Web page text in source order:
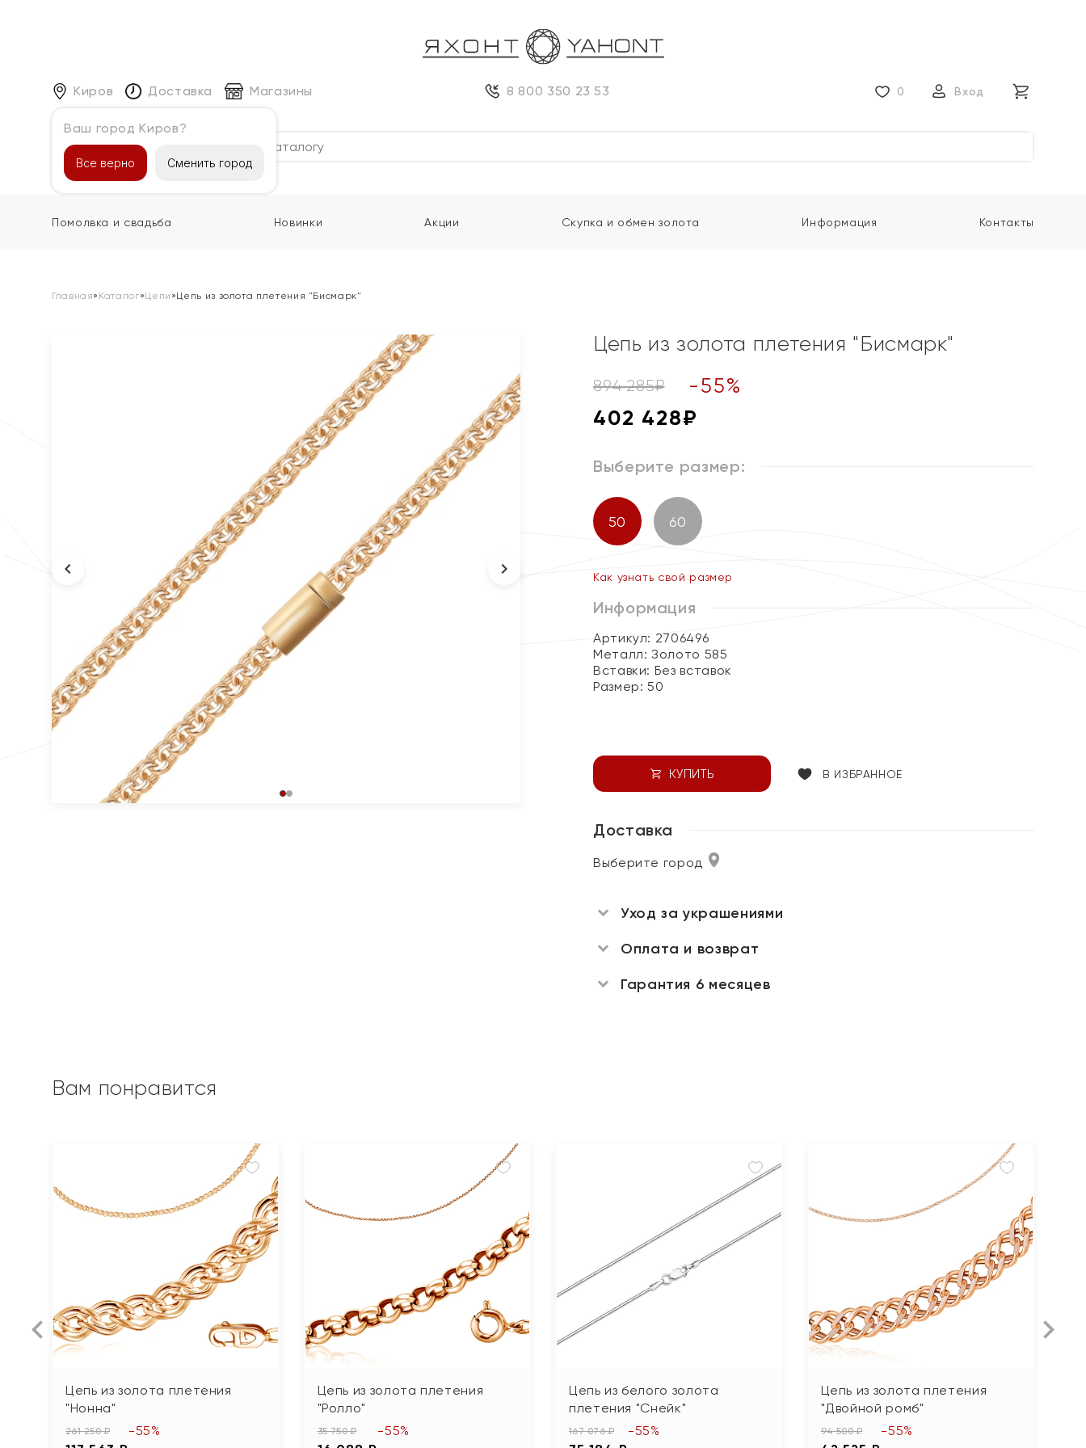
Киров
Ваш город Киров?
Все верно Сменить город
Доставка Магазины 8 800 350 23 53 0 Вход
Каталог
Помолвка и свадьба Новинки Акции Скупка и обмен золота Информация Контакты
Главная» Каталог»Цепи »Цепь из золота плетения "Бисмарк"
Цепь из золота плетения "Бисмарк"
894 285₽ -55%
402 428₽
Выберите размер:
50 60
Как узнать свой размер
Информация
Артикул: 2706496
Металл:Золото 585
Вставки: Без вставок
Размер:50
КУПИТЬ В ИЗБРАННОЕ
Доставка
Выберите город
Уход за украшениями
Оплата и возврат
Гарантия 6 месяцев
Вам понравится
Цепь из золота плетения
"Нонна"
261 250 ₽ -55%
Цепь из золота плетения
"Ролло"
35 750 ₽ -55%
Цепь из белого золота
плетения "Снейк"
167 076 ₽ -55%
Цепь из золота плетения
"Двойной ромб"
94 500 ₽ -55%